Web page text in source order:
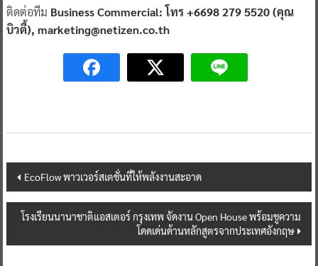
ติดต่อทีม Business Commercial: โทร +6698 279 5520 (คุณ
บิวตี้), marketing@netizen.co.th
Post
navigation
EcoFlow พาวเวอร์สเตชั่นที่ให้พลังงานสะอาด
โรงเรียนนานาชาติแอสเตอร์ กรุงเทพ จัดงาน Open House พร้อมชูความ
โดดเด่นด้านหลักสูตรจากประเทศอังกฤษ